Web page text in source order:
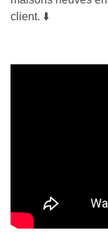
client. ⬇️